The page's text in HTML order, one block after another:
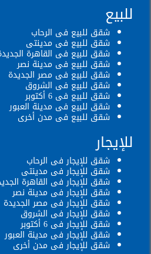
للبيع
شقق للبيع فى الرحاب
شقق للبيع فى مدينتى
شقق للبيع فى القاهرة
شقق للبيع فى مدينة نصر
شقق للبيع فى مصر الجديدة
شقق للبيع فى الشروق
شقق للبيع فى 6 أكتوبر
شقق للبيع فى مدينة العبور
شقق للبيع فى مدن أخرى
للإيجار
شقق للإيجار فى الرحاب
شقق للإيجار فى مدينتى
شقق للإيجار فى القاهرة
شقق للإيجار فى مدينة نصر
شقق للإيجار فى مصر الجديدة
شقق للإيجار فى الشروق
شقق للإيجار فى 6 أكتوبر
شقق للإيجار فى مدينة العبور
شقق للإيجار فى مدن أخرى